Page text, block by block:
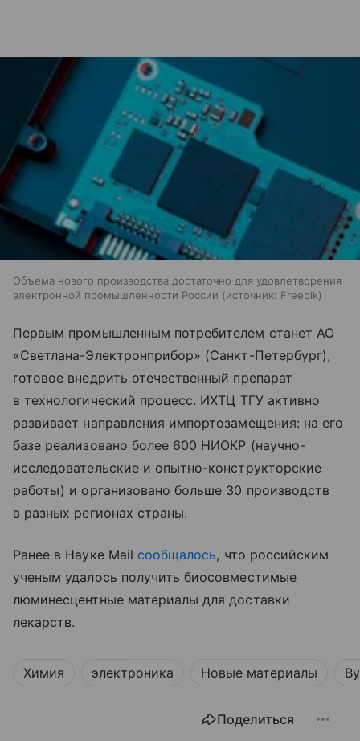
Объема нового производства достаточно для удовлетворения
электронной промышленности России
источник: Freepik
Первым промышленным потребителем станет АО
«Светлана-Электронприбор» (Санкт-Петербург),
готовое внедрить отечественный препарат
в технологический процесс. ИХТЦ ТГУ активно
развивает направления импортозамещения: на его
базе реализовано более 600 НИОКР (научно-
исследовательские и опытно-конструкторские
работы) и организовано больше 30 производств
в разных регионах страны.
Ранее в Науке Mail сообщалось, что российским
ученым удалось получить биосовместимые
люминесцентные материалы для доставки
лекарств.
Химия электроника Новые материалы
Поделиться